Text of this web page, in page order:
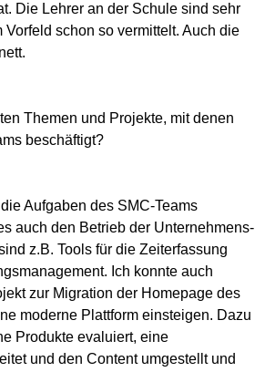
Die Lehrer an der Schule sind sehr
Vorfeld schon so vermittelt. Auch die
Themen und Projekte, mit denen
beschäftigt?
Aufgaben des SMC-Teams
auch den Betrieb der Unternehmens-
z.B. Tools für die Zeiterfassung
Ich konnte auch
zur Migration der Homepage des
moderne Plattform einsteigen. Dazu
Produkte evaluiert, eine
und den Content umgestellt und